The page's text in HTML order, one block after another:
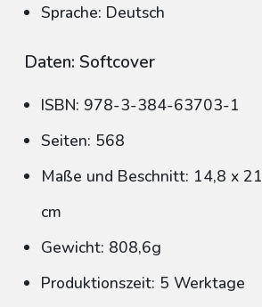
Sprache: Deutsch
Daten: Softcover
ISBN: 978-3-384-63703-1
Seiten: 568
Maße und Beschnitt: 14,8 x 21
cm
Gewicht: 808,6g
Produktionszeit: 5 Werktage